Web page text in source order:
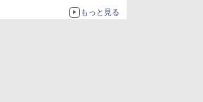
もっと見る